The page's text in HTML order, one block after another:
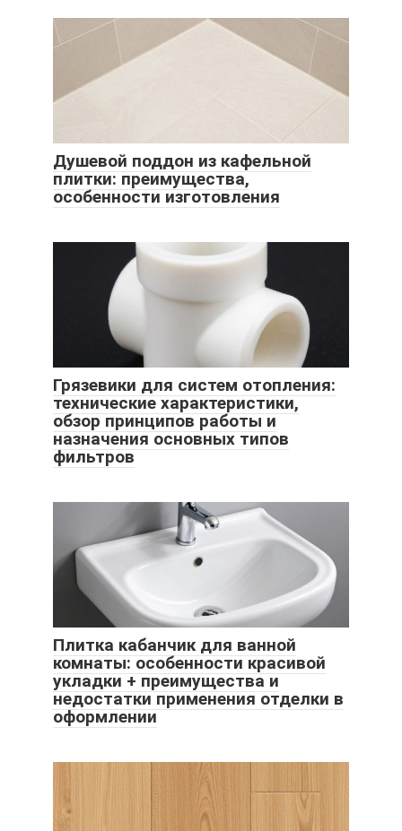
Душевой поддон из кафельной
плитки: преимущества,
особенности изготовления
Грязевики для систем отопления:
технические характеристики,
обзор принципов работы и
назначения основных типов
фильтров
Плитка кабанчик для ванной
комнаты: особенности красивой
укладки + преимущества и
недостатки применения отделки в
оформлении